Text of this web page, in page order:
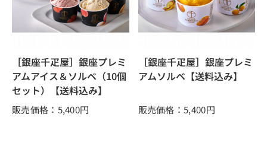
［銀座千疋屋］銀座プレミ
アムアイス＆ソルベ（10個
セット）【送料込み】
販売価格：5,400円
［銀座千疋屋］銀座プレミ
アムソルベ【送料込み】
販売価格：5,400円